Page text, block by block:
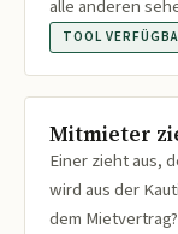
alle anderen
TOOL
Mitmieter
Einer zieht aus,
wird aus der
dem Mietvertrag?